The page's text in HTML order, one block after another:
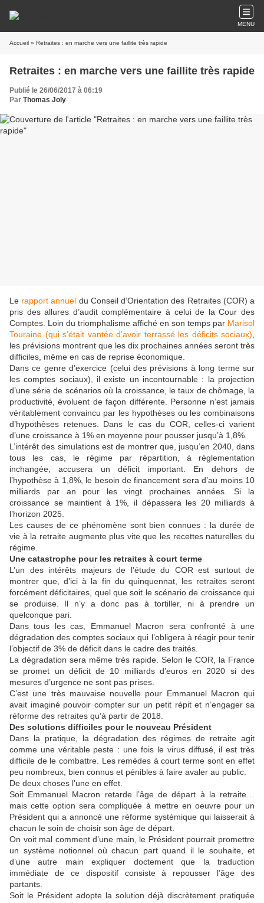
MENU
Accueil » Retraites : en marche vers une faillite très rapide
Retraites : en marche vers une faillite très rapide
Publié le 26/06/2017 à 06:19
Par Thomas Joly
Le rapport annuel du Conseil d’Orientation des Retraites (COR) a
pris des allures d’audit complémentaire à celui de la Cour des
Comptes. Loin du triomphalisme affiché en son temps par Marisol
Touraine (qui s’était vantée d’avoir terrassé les déficits sociaux)
les prévisions montrent que les dix prochaines années seront très
difficiles, même en cas de reprise économique.
Dans ce genre d’exercice (celui des prévisions à long terme sur
les comptes sociaux), il existe un incontournable : la projection
d’une série de scénarios où la croissance, le taux de chômage, la
productivité, évoluent de façon différente. Personne n’est jamais
véritablement convaincu par les hypothèses ou les combinaisons
d’hypothèses retenues. Dans le cas du COR, celles-ci varient
d’une croissance à 1% en moyenne pour pousser jusqu’à 1,8%.
L’intérêt des simulations est de montrer que, jusqu’en 2040, dans
tous les cas, le régime par répartition, à réglementation
inchangée, accusera un déficit important. En dehors de
l’hypothèse à 1,8%, le besoin de financement sera d’au moins 10
milliards par an pour les vingt prochaines années. Si la
croissance se maintient à 1%, il dépassera les 20 milliards à
l’horizon 2025.
Les causes de ce phénomène sont bien connues : la durée de
vie à la retraite augmente plus vite que les recettes naturelles du
régime.
Une catastrophe pour les retraites à court terme
L’un des intérêts majeurs de l’étude du COR est surtout de
montrer que, d’ici à la fin du quinquennat, les retraites seront
forcément déficitaires, quel que soit le scénario de croissance qui
se produise. Il n’y a donc pas à tortiller, ni à prendre un
quelconque pari.
Dans tous les cas, Emmanuel Macron sera confronté à une
dégradation des comptes sociaux qui l’obligera à réagir pour tenir
l’objectif de 3% de déficit dans le cadre des traités.
La dégradation sera même très rapide. Selon le COR, la France
se promet un déficit de 10 milliards d’euros en 2020 si des
mesures d’urgence ne sont pas prises.
C’est une très mauvaise nouvelle pour Emmanuel Macron qui
avait imaginé pouvoir compter sur un petit répit et n’engager sa
réforme des retraites qu’à partir de 2018.
Des solutions difficiles pour le nouveau Président
Dans la pratique, la dégradation des régimes de retraite agit
comme une véritable peste : une fois le virus diffusé, il est très
difficile de le combattre. Les remèdes à court terme sont en effet
peu nombreux, bien connus et pénibles à faire avaler au public.
De deux choses l’une en effet.
Soit Emmanuel Macron retarde l’âge de départ à la retraite…
mais cette option sera compliquée à mettre en oeuvre pour un
Président qui a annoncé une réforme systémique qui laisserait à
chacun le soin de choisir son âge de départ.
On voit mal comment d’une main, le Président pourrait promettre
un système notionnel où chacun part quand il le souhaite, et
d’une autre main expliquer doctement que la traduction
immédiate de ce dispositif consiste à repousser l’âge des
partants.
Soit le Président adopte la solution déjà discrètement pratiquée